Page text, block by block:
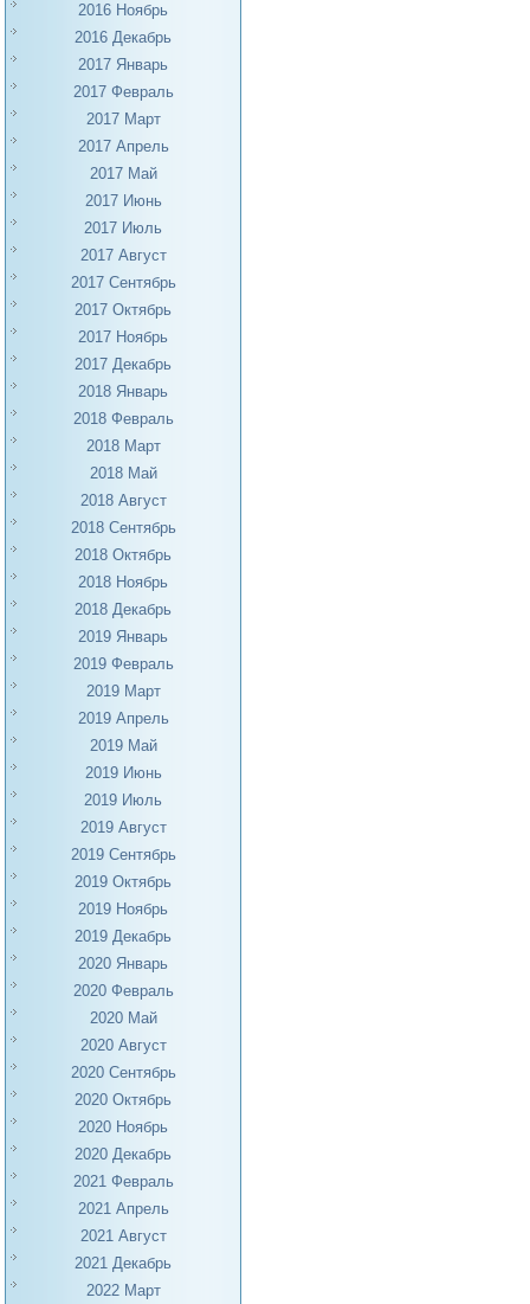
2016 Ноябрь
2016 Декабрь
2017 Январь
2017 Февраль
2017 Март
2017 Апрель
2017 Май
2017 Июнь
2017 Июль
2017 Август
2017 Сентябрь
2017 Октябрь
2017 Ноябрь
2017 Декабрь
2018 Январь
2018 Февраль
2018 Март
2018 Май
2018 Август
2018 Сентябрь
2018 Октябрь
2018 Ноябрь
2018 Декабрь
2019 Январь
2019 Февраль
2019 Март
2019 Апрель
2019 Май
2019 Июнь
2019 Июль
2019 Август
2019 Сентябрь
2019 Октябрь
2019 Ноябрь
2019 Декабрь
2020 Январь
2020 Февраль
2020 Май
2020 Август
2020 Сентябрь
2020 Октябрь
2020 Ноябрь
2020 Декабрь
2021 Февраль
2021 Апрель
2021 Август
2021 Декабрь
2022 Март